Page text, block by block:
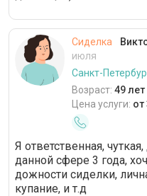
Сиделка
июля
Санкт-
Возраст: 49 лет
Цена услуги: от
Я ответственная,
данной сфере 3 года,
дожности сиделки,
купание, и т.д